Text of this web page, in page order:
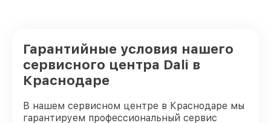
Гарантийные условия нашего
сервисного центра Dali в
Краснодаре
В нашем сервисном центре в Краснодаре мы
гарантируем профессиональный сервис